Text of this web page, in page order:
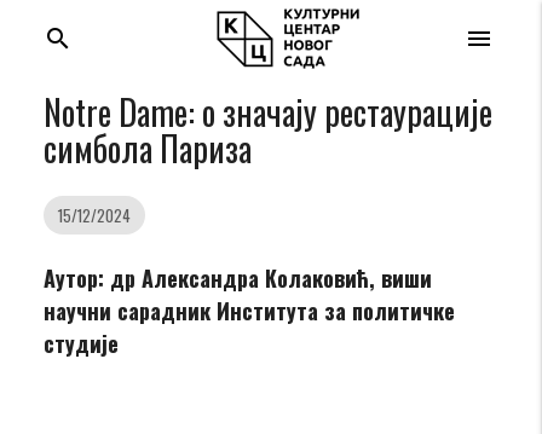
menu
search
Notre Dame: о значају рестаурације
симбола Париза
15/12/2024
Аутор: др Александра Колаковић, виши
научни сарадник Институтa за политичке
студије